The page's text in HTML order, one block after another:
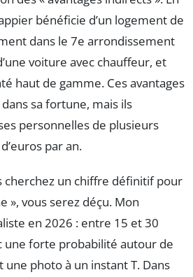
bénéficie d’un logement de
dans le 7e arrondissement
voiture avec chauffeur, et
haut de gamme. Ces avantages
sa fortune, mais ils
personnelles de plusieurs
par an.
cherchez un chiffre définitif pour
», vous serez déçu. Mon
en 2026 : entre 15 et 30
une forte probabilité autour de
une photo à un instant T. Dans